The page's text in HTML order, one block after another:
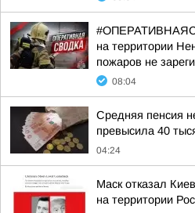
на территории
пожаров не
08:04
Средняя пенсия
превысила 40
04:24
Маск отказал
на территории